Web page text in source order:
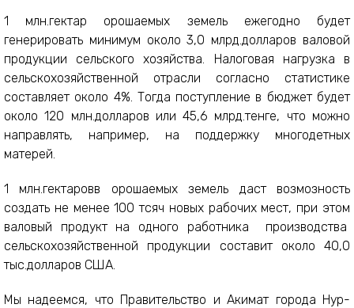
1 млн.гектар орошаемых земель ежегодно будет
генерировать минимум около 3,0 млрд.долларов валовой
продукции сельского хозяйства. Налоговая нагрузка в
сельскохозяйственной отрасли согласно статистике
составляет около 4%. Тогда поступление в бюджет будет
около 120 млн.долларов или 45,6 млрд.тенге, что можно
направлять, например, на поддержку многодетных
матерей.
1 млн.гектаровв орошаемых земель даст возмозность
создать не менее 100 тсяч новых рабочих мест, при этом
валовый продукт на одного работника производства
сельскохозяйственной продукции составит около 40,0
тыс.долларов США.
Мы надеемся, что Правительство и Акимат города Нур-